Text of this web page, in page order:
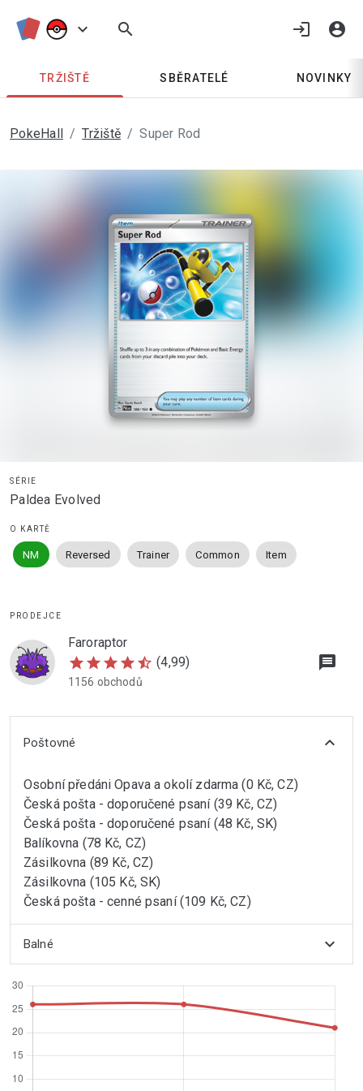
keyboard_arrow_down search login account_circle
TRŽIŠTĚ SBĚRATELÉ NOVINKY
PokeHall Tržiště Super Rod
SÉRIE
Paldea Evolved
O KARTĚ
NM Reversed Trainer Common Item
PRODEJCE
Faroraptor
starstarstarstarstar_half (4,99)
1156 obchodů
message
Poštovné expand_more
Osobní předáni Opava a okolí zdarma (0 Kč, CZ)
Česká pošta - doporučené psaní (39 Kč, CZ)
Česká pošta - doporučené psaní (48 Kč, SK)
Balíkovna (78 Kč, CZ)
Zásilkovna (89 Kč, CZ)
Zásilkovna (105 Kč, SK)
Česká pošta - cenné psaní (109 Kč, CZ)
Balné expand_more